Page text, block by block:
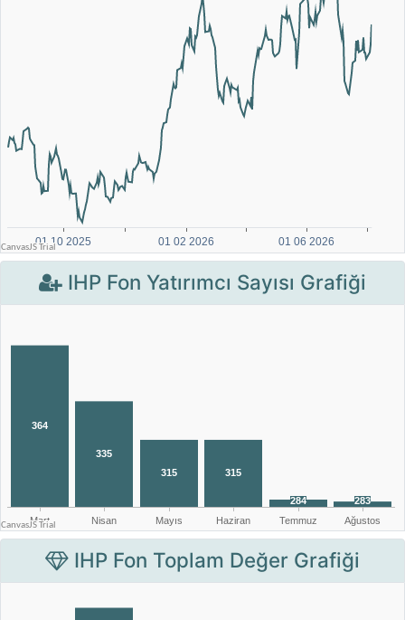
IHP Fon Yatırımcı Sayısı Grafiği
IHP Fon Toplam Değer Grafiği